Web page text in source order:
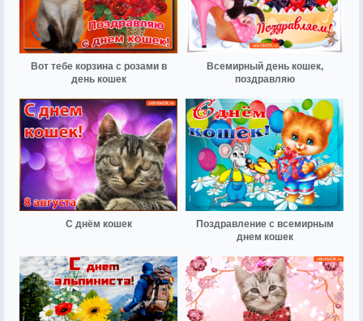
Вот тебе корзина с розами в
день кошек
Всемирный день кошек,
поздравляю
С днём кошек
Поздравление с всемирным
днем кошек